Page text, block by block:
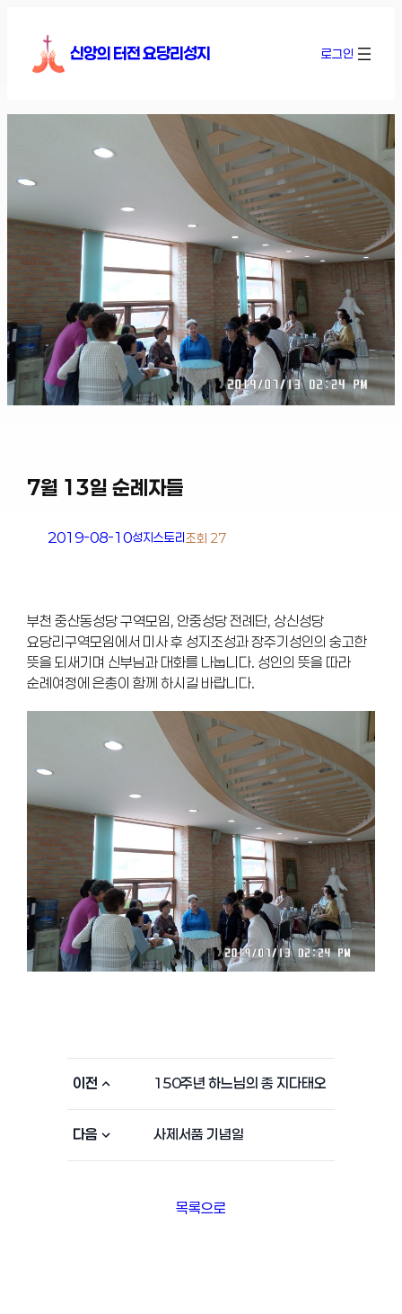
신앙의 터전 요당리성지 로그인
7월 13일 순례자들
2019-08-10성지스토리조회 27
부천 중산동성당 구역모임, 안중성당 전례단, 상신성당
요당리구역모임에서 미사 후 성지조성과 장주기성인의 숭고한
뜻을 되새기며 신부님과 대화를 나눕니다. 성인의 뜻을 따라
순례여정에 은총이 함께 하시길 바랍니다.
이전 150주년 하느님의 종 지다태오
다음 사제서품 기념일
목록으로